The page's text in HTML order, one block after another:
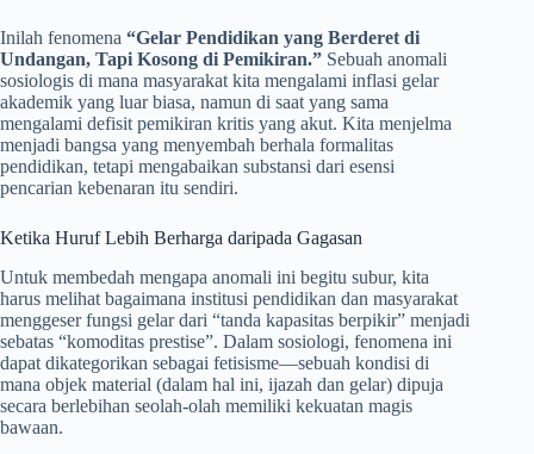
Inilah fenomena “Gelar Pendidikan yang Berderet di
Undangan, Tapi Kosong di Pemikiran.” Sebuah anomali
sosiologis di mana masyarakat kita mengalami inflasi gelar
akademik yang luar biasa, namun di saat yang sama
mengalami defisit pemikiran kritis yang akut. Kita menjelma
menjadi bangsa yang menyembah berhala formalitas
pendidikan, tetapi mengabaikan substansi dari esensi
pencarian kebenaran itu sendiri.
Ketika Huruf Lebih Berharga daripada Gagasan
Untuk membedah mengapa anomali ini begitu subur, kita
harus melihat bagaimana institusi pendidikan dan masyarakat
menggeser fungsi gelar dari “tanda kapasitas berpikir” menjadi
sebatas “komoditas prestise”. Dalam sosiologi, fenomena ini
dapat dikategorikan sebagai fetisisme—sebuah kondisi di
mana objek material (dalam hal ini, ijazah dan gelar) dipuja
secara berlebihan seolah-olah memiliki kekuatan magis
bawaan.